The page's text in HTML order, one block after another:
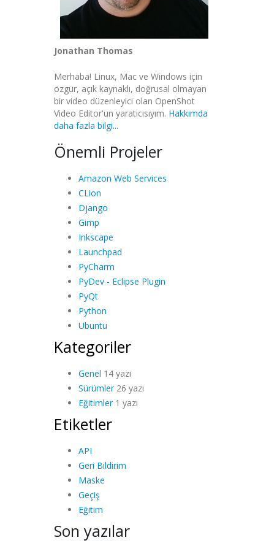
Jonathan Thomas
Merhaba! Linux, Mac ve Windows için
özgür, açık kaynaklı, doğrusal olmayan
bir video düzenleyici olan OpenShot
Video Editor'un yaratıcısıyım. Hakkımda
daha fazla bilgi...
Önemli Projeler
Amazon Web Services
CLion
Django
Gimp
Inkscape
Launchpad
PyCharm
PyDev - Eclipse Plugin
PyQt
Python
Ubuntu
Kategoriler
Genel 14 yazı
Sürümler26 yazı
Eğitimler1 yazı
Etiketler
API
Geri Bildirim
Maske
Geçiş
Eğitim
Son yazılar